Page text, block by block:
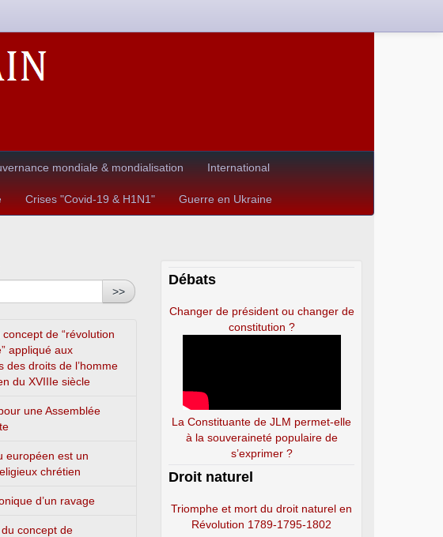
mondiale & mondialisation International
Crises "Covid-19 & H1N1" Guerre en Ukraine
>>
de “révolution
appliqué aux
des droits de l’homme
du XVIIIe siècle
une Assemblée
européen est un
chrétien
d’un ravage
du concept de
Débats
Changer de président ou changer de
constitution ?
La Constituante de JLM permet-elle
à la souveraineté populaire de
s’exprimer ?
Droit naturel
Triomphe et mort du droit naturel en
Révolution 1789-1795-1802